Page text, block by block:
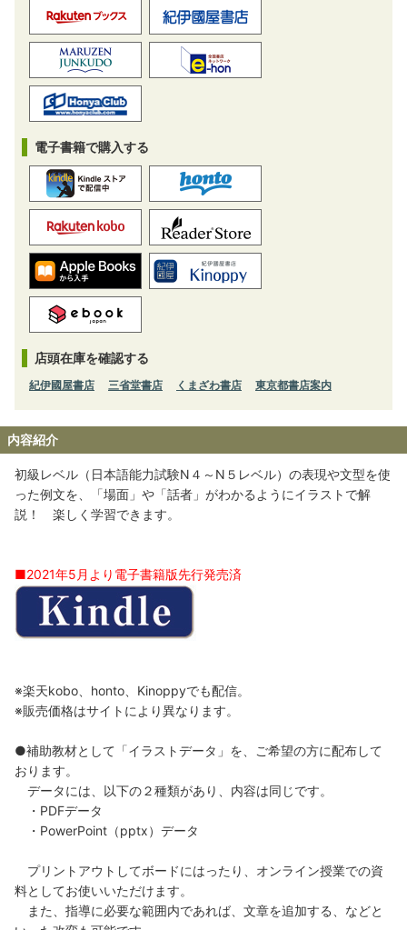
電子書籍で購入する
店頭在庫を確認する
紀伊國屋書店 三省堂書店 くまざわ書店 東京都書店案内
内容紹介
初級レベル（日本語能力試験N４～N５レベル）の表現や文型を使
った例文を、「場面」や「話者」がわかるようにイラストで解
説！ 楽しく学習できます。
■2021年5月より電子書籍版先行発売済
※楽天kobo、honto、Kinoppyでも配信。
※販売価格はサイトにより異なります。
●補助教材として「イラストデータ」を、ご希望の方に配布して
おります。
データには、以下の２種類があり、内容は同じです。
・PDFデータ
・PowerPoint（pptx）データ
プリントアウトしてボードにはったり、オンライン授業での資
料としてお使いいただけます。
また、指導に必要な範囲内であれば、文章を追加する、などと